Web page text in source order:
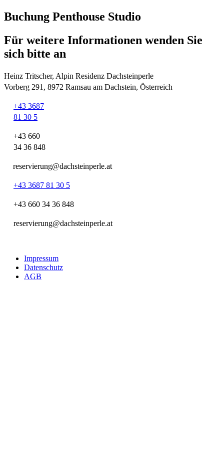
Buchung Penthouse Studio
Für weitere Informationen wenden Sie
sich bitte an
Heinz Tritscher, Alpin Residenz Dachsteinperle
Vorberg 291, 8972 Ramsau am Dachstein, Österreich
+43 3687
81 30 5
+43 660
34 36 848
reservierung@dachsteinperle.at
+43 3687 81 30 5
+43 660 34 36 848
reservierung@dachsteinperle.at
Impressum
Datenschutz
AGB